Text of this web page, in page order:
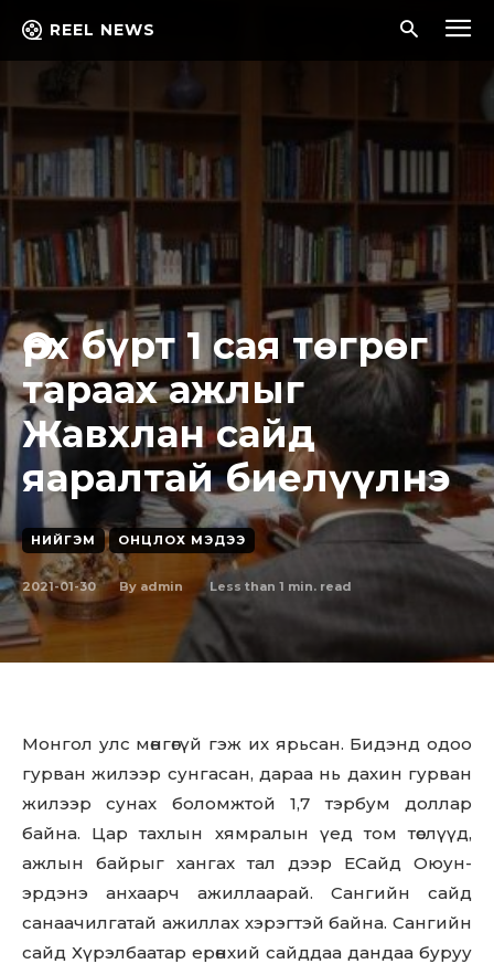
REEL NEWS
Өрх бүрт 1 сая төгрөг
тараах ажлыг
Жавхлан сайд
яаралтай биелүүлнэ
НИЙГЭМ ОНЦЛОХ МЭДЭЭ
2021-01-30 By admin Less than 1 min. read
Монгол улс мөнгөгүй гэж их ярьсан. Бидэнд одоо
гурван жилээр сунгасан, дараа нь дахин гурван
жилээр сунах боломжтой 1,7 тэрбум доллар
байна. Цар тахлын хямралын үед том төслүүд,
ажлын байрыг хангах тал дээр ЕСайд Оюун-
эрдэнэ анхаарч ажиллаарай. Сангийн сайд
санаачилгатай ажиллах хэрэгтэй байна. Сангийн
сайд Хүрэлбаатар ерөнхий сайддаа дандаа буруу